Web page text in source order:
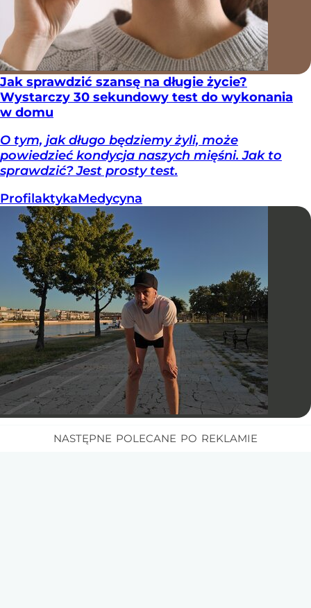
Jak sprawdzić szansę na długie życie?
Wystarczy 30 sekundowy test do wykonania
w domu
O tym, jak długo będziemy żyli, może
powiedzieć kondycja naszych mięśni. Jak to
sprawdzić? Jest prosty test.
ProfilaktykaMedycyna